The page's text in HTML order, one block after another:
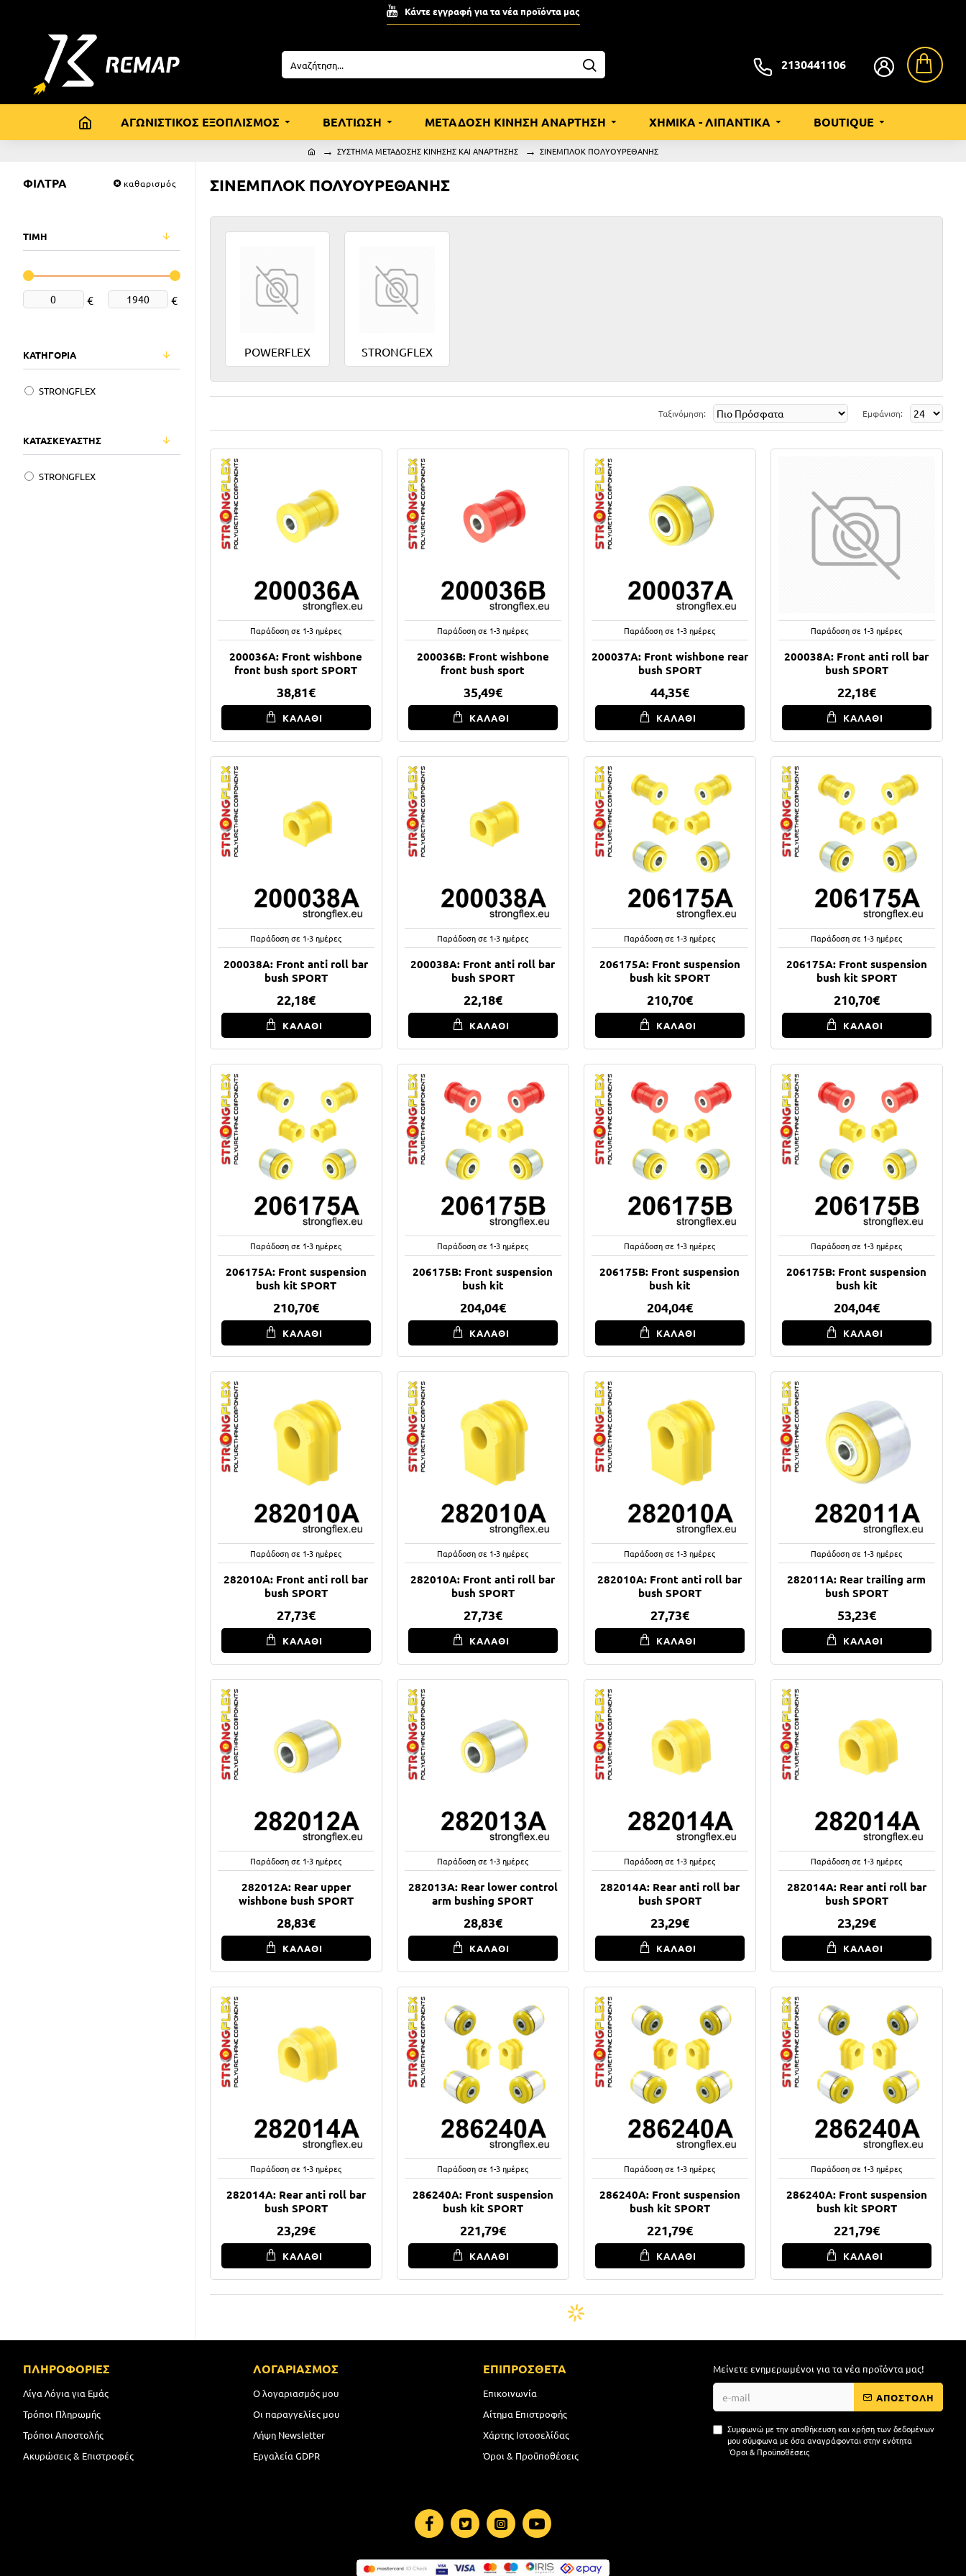
Κάντε εγγραφή για τα νέα προϊόντα μας
2130441106
ΑΓΩΝΙΣΤΙΚΟΣ ΕΞΟΠΛΙΣΜΟΣ ΒΕΛΤΙΩΣΗ ΜΕΤΑΔΟΣΗ ΚΙΝΗΣΗ ΑΝΑΡΤΗΣΗ ΧΗΜΙΚΑ - ΛΙΠΑΝΤΙΚΑ BOUTIQUE
ΣΥΣΤΗΜΑ ΜΕΤΑΔΟΣΗΣ ΚΙΝΗΣΗΣ ΚΑΙ ΑΝΑΡΤΗΣΗΣ ΣΙΝΕΜΠΛΟΚ ΠΟΛΥΟΥΡΕΘΑΝΗΣ
ΦΙΛΤΡΑ καθαρισμός
ΤΙΜΗ
€ €
ΚΑΤΗΓΟΡΙΑ
STRONGFLEX
ΚΑΤΑΣΚΕΥΑΣΤΗΣ
STRONGFLEX
ΣΙΝΕΜΠΛΟΚ ΠΟΛΥΟΥΡΕΘΑΝΗΣ
POWERFLEX STRONGFLEX
Ταξινόμηση: Εμφάνιση:
Παράδοση σε 1-3 ημέρες
200036A: Front wishbone
front bush sport SPORT
38,81€
ΚΑΛΑΘΙ
Παράδοση σε 1-3 ημέρες
200036B: Front wishbone
front bush sport
35,49€
ΚΑΛΑΘΙ
Παράδοση σε 1-3 ημέρες
200037A: Front wishbone rear
bush SPORT
44,35€
ΚΑΛΑΘΙ
Παράδοση σε 1-3 ημέρες
200038A: Front anti roll bar
bush SPORT
22,18€
ΚΑΛΑΘΙ
Παράδοση σε 1-3 ημέρες
200038A: Front anti roll bar
bush SPORT
22,18€
ΚΑΛΑΘΙ
Παράδοση σε 1-3 ημέρες
200038A: Front anti roll bar
bush SPORT
22,18€
ΚΑΛΑΘΙ
Παράδοση σε 1-3 ημέρες
206175A: Front suspension
bush kit SPORT
210,70€
ΚΑΛΑΘΙ
Παράδοση σε 1-3 ημέρες
206175A: Front suspension
bush kit SPORT
210,70€
ΚΑΛΑΘΙ
Παράδοση σε 1-3 ημέρες
206175A: Front suspension
bush kit SPORT
210,70€
ΚΑΛΑΘΙ
Παράδοση σε 1-3 ημέρες
206175B: Front suspension
bush kit
204,04€
ΚΑΛΑΘΙ
Παράδοση σε 1-3 ημέρες
206175B: Front suspension
bush kit
204,04€
ΚΑΛΑΘΙ
Παράδοση σε 1-3 ημέρες
206175B: Front suspension
bush kit
204,04€
ΚΑΛΑΘΙ
Παράδοση σε 1-3 ημέρες
282010A: Front anti roll bar
bush SPORT
27,73€
ΚΑΛΑΘΙ
Παράδοση σε 1-3 ημέρες
282010A: Front anti roll bar
bush SPORT
27,73€
ΚΑΛΑΘΙ
Παράδοση σε 1-3 ημέρες
282010A: Front anti roll bar
bush SPORT
27,73€
ΚΑΛΑΘΙ
Παράδοση σε 1-3 ημέρες
282011A: Rear trailing arm
bush SPORT
53,23€
ΚΑΛΑΘΙ
Παράδοση σε 1-3 ημέρες
282012A: Rear upper
wishbone bush SPORT
28,83€
ΚΑΛΑΘΙ
Παράδοση σε 1-3 ημέρες
282013A: Rear lower control
arm bushing SPORT
28,83€
ΚΑΛΑΘΙ
Παράδοση σε 1-3 ημέρες
282014A: Rear anti roll bar
bush SPORT
23,29€
ΚΑΛΑΘΙ
Παράδοση σε 1-3 ημέρες
282014A: Rear anti roll bar
bush SPORT
23,29€
ΚΑΛΑΘΙ
Παράδοση σε 1-3 ημέρες
282014A: Rear anti roll bar
bush SPORT
23,29€
ΚΑΛΑΘΙ
Παράδοση σε 1-3 ημέρες
286240A: Front suspension
bush kit SPORT
221,79€
ΚΑΛΑΘΙ
Παράδοση σε 1-3 ημέρες
286240A: Front suspension
bush kit SPORT
221,79€
ΚΑΛΑΘΙ
Παράδοση σε 1-3 ημέρες
286240A: Front suspension
bush kit SPORT
221,79€
ΚΑΛΑΘΙ
ΠΛΗΡΟΦΟΡΙΕΣ
Λίγα Λόγια για Εμάς
Τρόποι Πληρωμής
Τρόποι Αποστολής
Ακυρώσεις & Επιστροφές
ΛΟΓΑΡΙΑΣΜΟΣ
Ο λογαριασμός μου
Οι παραγγελίες μου
Λήψη Newsletter
Εργαλεία GDPR
ΕΠΙΠΡΟΣΘΕΤΑ
Επικοινωνία
Αίτημα Επιστροφής
Χάρτης Ιστοσελίδας
Όροι & Προϋποθέσεις
Μείνετε ενημερωμένοι για τα νέα προϊόντα μας!
ΑΠΟΣΤΟΛΗ
Συμφωνώ με την αποθήκευση και χρήση των δεδομένων
μου σύμφωνα με όσα αναγράφονται στην ενότητα
Όροι & Προϋποθέσεις